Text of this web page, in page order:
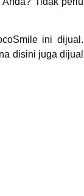
ini dijual.
disini juga dijual